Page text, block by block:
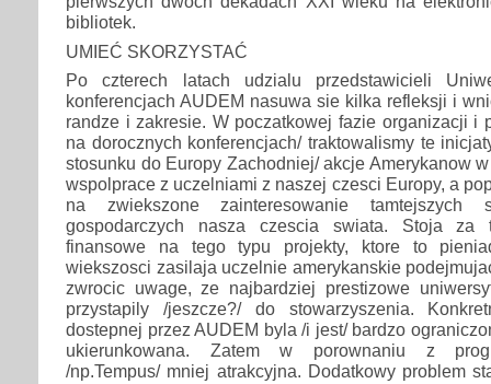
bibliotek.
UMIEĆ SKORZYSTAĆ
Po czterech latach udzialu przedstawicieli
konferencjach AUDEM nasuwa sie kilka refleksji i
randze i zakresie. W poczatkowej fazie organizacji i
na dorocznych konferencjach/ traktowalismy te
stosunku do Europy Zachodniej/ akcje Amerykanow
wspolprace z uczelniami z naszej czesci Europy, a
na zwiekszone zainteresowanie tamtejszych
gospodarczych nasza czescia swiata. Stoja za
finansowe na tego typu projekty, ktore to
wiekszosci zasilaja uczelnie amerykanskie
zwrocic uwage, ze najbardziej prestizowe
przystapily /jeszcze?/ do stowarzyszenia.
dostepnej przez AUDEM byla /i jest/ bardzo
ukierunkowana. Zatem w porownaniu z
/np.Tempus/ mniej atrakcyjna. Dodatkowy problem